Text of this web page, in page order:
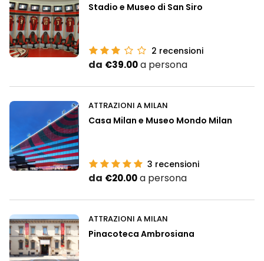
Stadio e Museo di San Siro
2 recensioni
da €39.00a persona
ATTRAZIONI A MILAN
Casa Milan e Museo Mondo Milan
3 recensioni
da €20.00a persona
ATTRAZIONI A MILAN
Pinacoteca Ambrosiana